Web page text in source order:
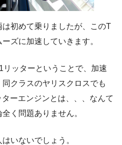
初めて乗りましたが、このT
ズに加速していきます。
ッターということで、加速
クラスのヤリスクロスでも
ーエンジンとは、、、なんて
く問題ありません。
いないでしょう。